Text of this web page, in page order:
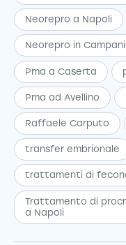
Neorepro a Napoli
Neorepro in
Pma a Caserta
Pma ad Avellino
Raffaele Carputo
transfer embrionale
trattamenti di
Trattamento di
a Napoli